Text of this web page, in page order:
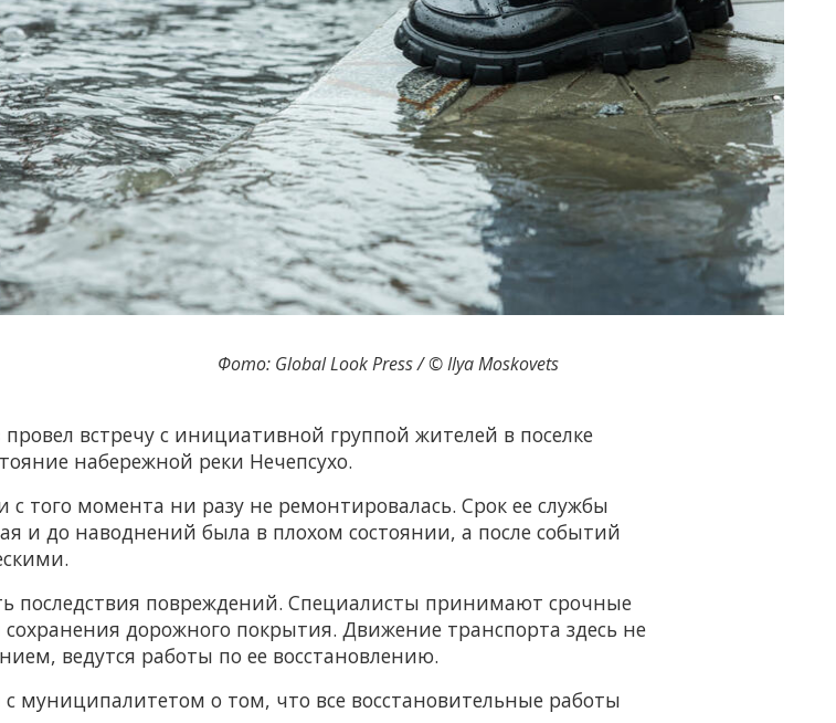
Фото: Global Look Press / © Ilya Moskovets
провел встречу с инициативной группой жителей в поселке
набережной реки Нечепсухо.
с того момента ни разу не ремонтировалась. Срок ее службы
и до наводнений была в плохом состоянии, а после событий
последствия повреждений. Специалисты принимают срочные
дорожного покрытия. Движение транспорта здесь не
ведутся работы по ее восстановлению.
с муниципалитетом о том, что все восстановительные работы